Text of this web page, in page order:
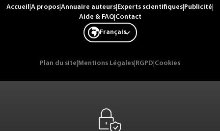
Accueil A propos Annuaire auteurs Experts scientifiques Publicité
Aide & FAQ| Contact
Français
Plan du site Mentions Légales RGPD Cookies